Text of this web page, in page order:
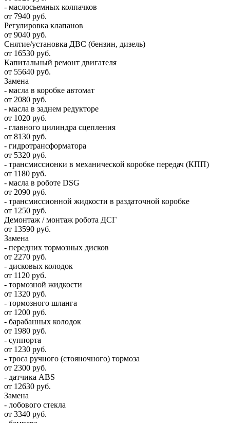
- маслосьемных колпачков
от 7940 руб.
Регулировка клапанов
от 9040 руб.
Снятие/установка ДВС (бензин, дизель)
от 16530 руб.
Капитальный ремонт двигателя
от 55640 руб.
Замена
- масла в коробке автомат
от 2080 руб.
- масла в заднем редукторе
от 1020 руб.
- главного цилиндра сцепления
от 8130 руб.
- гидротрансформатора
от 5320 руб.
- трансмиссионки в механической коробке передач (КПП)
от 1180 руб.
- масла в роботе DSG
от 2090 руб.
- трансмиссионной жидкости в раздаточной коробке
от 1250 руб.
Демонтаж / монтаж робота ДСГ
от 13590 руб.
Замена
- передних тормозных дисков
от 2270 руб.
- дисковых колодок
от 1120 руб.
- тормозной жидкости
от 1320 руб.
- тормозного шланга
от 1200 руб.
- барабанных колодок
от 1980 руб.
- суппорта
от 1230 руб.
- троса ручного (стояночного) тормоза
от 2300 руб.
- датчика ABS
от 12630 руб.
Замена
- лобового стекла
от 3340 руб.